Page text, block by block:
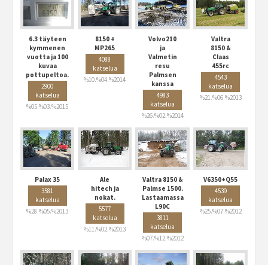
6.3 täyteen
kymmenen
vuotta ja 100
kuvaa
pottupeltoa.
2900
katselua
%05.%03.%2015
8150 +
MP265
4088
katselua
%10.%04.%2014
Volvo210
ja
Valmetin
resu
Palmsen
kanssa
4983
katselua
%26.%02.%2014
Valtra
8150 &
Claas
455rc
4543
katselua
%21.%06.%2013
Palax 35
3581
katselua
%28.%05.%2013
Ale
hitech ja
nokat.
5577
katselua
%11.%02.%2013
Valtra 8150 &
Palmse 1500.
Lastaamassa
L90C
3811
katselua
%07.%12.%2012
V6350+Q55
4539
katselua
%25.%07.%2012